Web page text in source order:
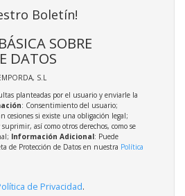
Boletín!
SOBRE
DATOS
S.L
planteadas por el usuario y enviarle la
: Consentimiento del usuario;
cesiones si existe una obligación legal;
así como otros derechos, como se
Información Adicional: Puede
de Protección de Datos en nuestra Política
de Privacidad.